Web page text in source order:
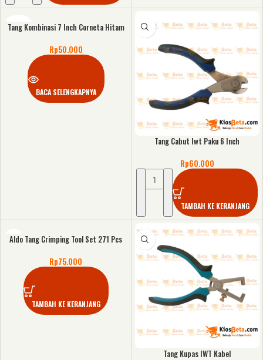
KOSONG
Tang Kombinasi 7 Inch Corneta Hitam
Rp50.000
BACA SELENGKAPNYA
Tang Cabut Iwt Paku 6 Inch
Rp60.000
TAMBAH KE KERANJANG
Aldo Tang Crimping Tool Set 271 Pcs
Rp75.000
TAMBAH KE KERANJANG
Tang Kupas IWT Kabel